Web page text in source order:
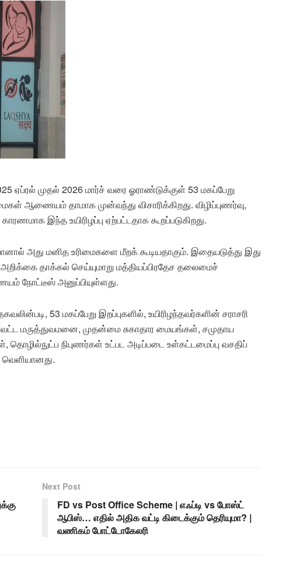
ஏப்ரல் முதல் 2026 மார்ச் வரை ஓராண்டுக்குள் 53 மகப்பேறு
ஆணையம் தாமாக முன்வந்து விசாரிக்கிறது. விழிப்புணர்வு,
இந்த உயிரிழப்பு ஏற்பட்டதாக கூறப்படுகிறது.
அது மனித உரிமைகளை மீறக் கூடியதாகும். இதையடுத்து இது
தாக்கல் செய்யுமாறு மத்தியப்பிரதேச தலைமைச்
நோட்டீஸ் அனுப்பியுள்ளது.
53 மகப்பேறு இறப்புகளில், உயிரிழந்தவர்களின் சராசரி
மருத்துவமனை, முதன்மை சுகாதார மையங்கள், சமுதாய
நிபுணர்கள் உட்பட அடிப்படை உள்கட்டமைப்பு வசதிப்
Next Post
FD vs Post Office Scheme | எஃப்டி vs போஸ்ட்
ஆபிஸ்… எதில் அதிக வட்டி கிடைக்கும் தெரியுமா? |
வணிகம் போட்டோகேலரி